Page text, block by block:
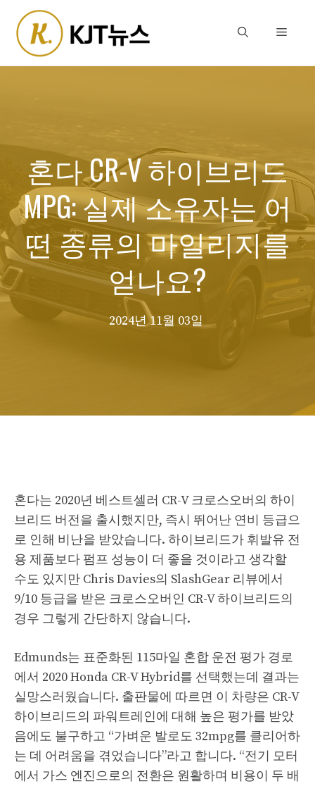
content
Menu
혼다 CR-V 하이브리드
MPG: 실제 소유자는 어
떤 종류의 마일리지를
얻나요?
2024년 11월 03일
혼다는 2020년 베스트셀러 CR-V 크로스오버의 하이
브리드 버전을 출시했지만, 즉시 뛰어난 연비 등급으
로 인해 비난을 받았습니다. 하이브리드가 휘발유 전
용 제품보다 펌프 성능이 더 좋을 것이라고 생각할
수도 있지만 Chris Davies의 SlashGear 리뷰에서
9/10 등급을 받은 크로스오버인 CR-V 하이브리드의
경우 그렇게 간단하지 않습니다.
Edmunds는 표준화된 115마일 혼합 운전 평가 경로
에서 2020 Honda CR-V Hybrid를 선택했는데 결과는
실망스러웠습니다. 출판물에 따르면 이 차량은 CR-V
하이브리드의 파워트레인에 대해 높은 평가를 받았
음에도 불구하고 “가벼운 발로도 32mpg를 클리어하
는 데 어려움을 겪었습니다”라고 합니다. “전기 모터
에서 가스 엔진으로의 전환은 원활하며 비용이 두 배